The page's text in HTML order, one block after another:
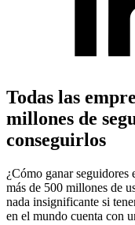
Todas las
millones de
conseguirlos
¿Cómo ganar seguidores
más de 500 millones de
nada insignificante si
en el mundo cuenta con